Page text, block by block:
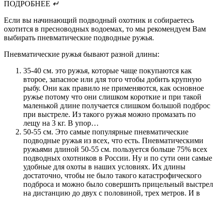
ПОДРОБНЕЕ ↵
Если вы начинающий подводный охотник и собираетесь
охотится в пресноводных водоемах, то мы рекомендуем Вам
выбирать пневматические подводные ружья.
Пневматические ружья бывают разной длины:
35-40 см. это ружья, которые чаще покупаются как
второе, запасное или для того чтобы добить крупную
рыбу. Они как правило не применяются, как основное
ружье потому что они слишком короткие и при такой
маленькой длине получается слишком большой подброс
при выстреле. Из такого ружья можно промазать по
лещу на 3 кг. В упор…
50-55 см. Это самые популярные пневматические
подводные ружья из всех, что есть. Пневматическими
ружьями длиной 50-55 см. пользуется больше 75% всех
подводных охотников в России. Ну и по сути они самые
удобные для охоты в наших условиях. Их длины
достаточно, чтобы не было такого катастрофического
подброса и можно было совершить прицельный выстрел
на дистанцию до двух с половиной, трех метров. И в